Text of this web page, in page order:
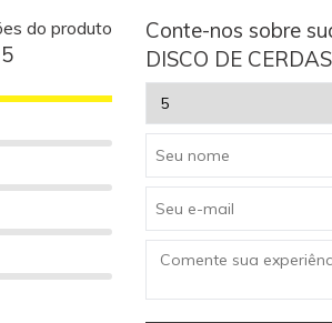
do produto
Conte-nos sobre
DISCO DE